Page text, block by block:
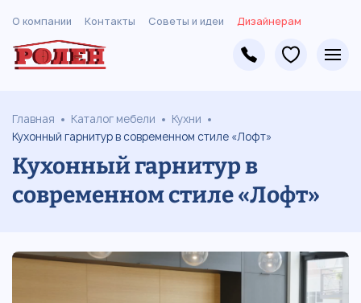
О компании Контакты Советы и идеи Дизайнерам
Главная Каталог мебели
Кухни
Кухонный гарнитур в современном стиле «Лофт»
Кухонный гарнитур в
современном стиле «Лофт»